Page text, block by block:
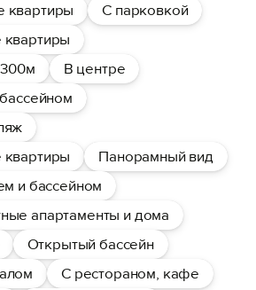
квартиры
С парковкой
В центре
Панорамный вид
и бассейном
апартаменты и дома
Открытый бассейн
С рестораном, кафе